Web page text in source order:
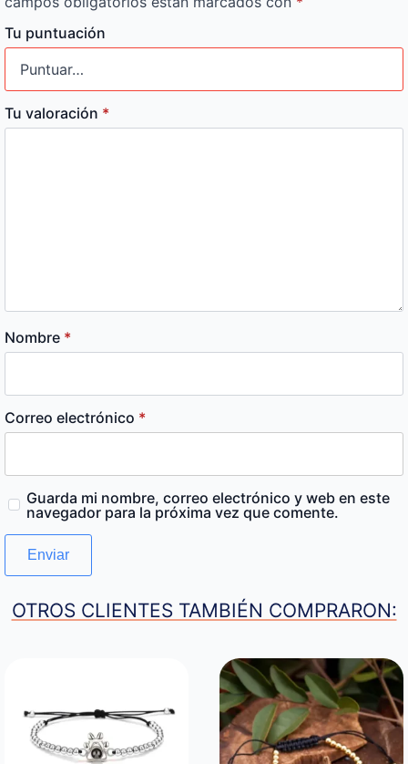
Tu puntuación
Tu valoración *
Nombre *
Correo electrónico *
Guarda mi nombre, correo electrónico y web en este
navegador para la próxima vez que comente.
OTROS CLIENTES TAMBIÉN COMPRARON: